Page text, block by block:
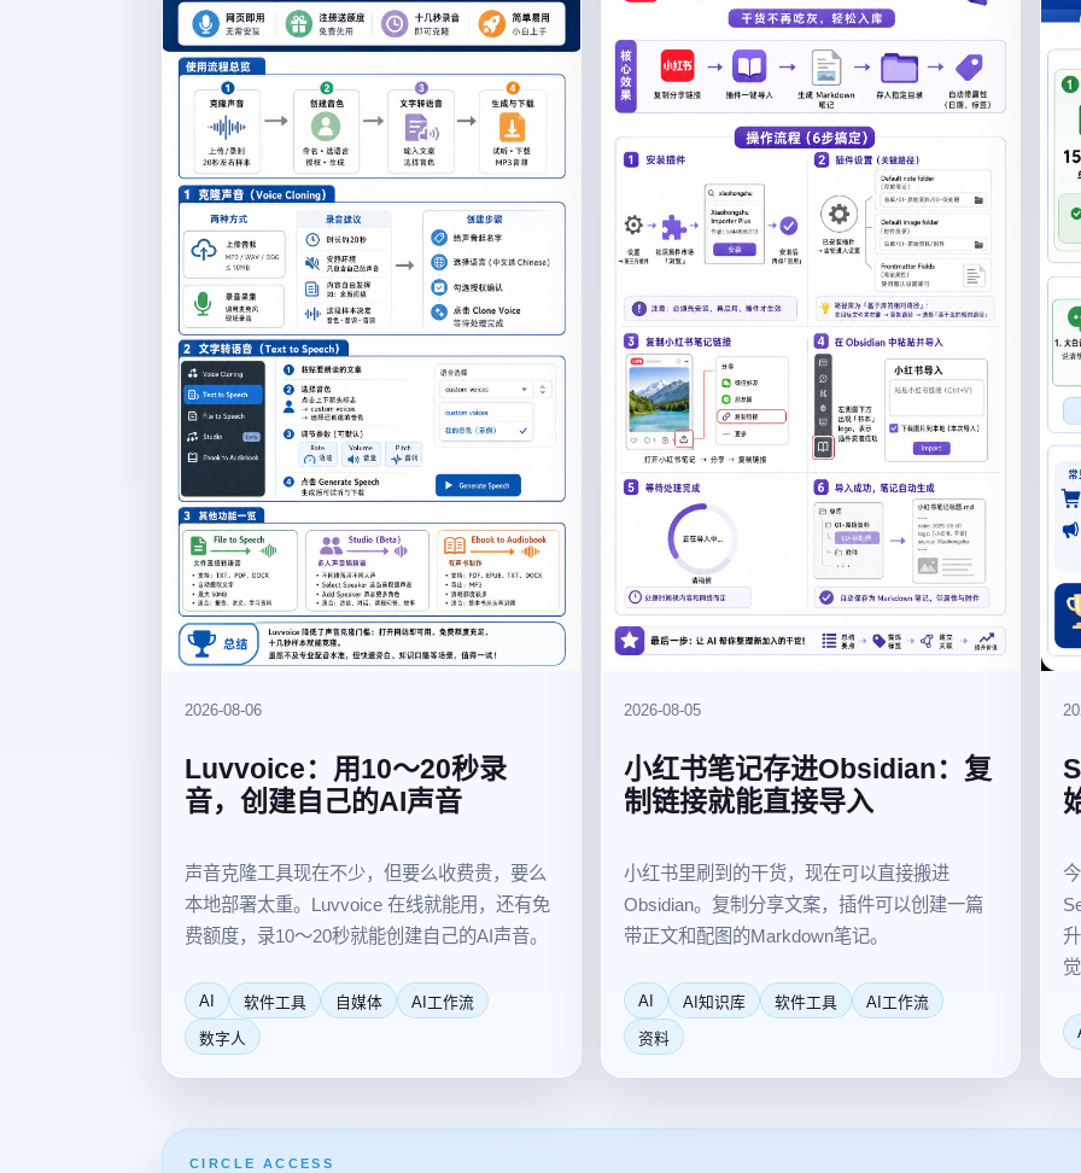
2026-08-06
Luvvoice：用10～20秒录
音，创建自己的AI声音
声音克隆工具现在不少，但要么收费贵，要么
本地部署太重。Luvvoice 在线就能用，还有免
费额度，录10～20秒就能创建自己的AI声音。
AI 软件工具 自媒体
AI工作流
数字人
2026-08-05
小红书笔记存进Obsidian：复
制链接就能直接导入
小红书里刷到的干货，现在可以直接搬进
Obsidian。复制分享文案，插件可以创建一篇
带正文和配图的Markdown笔记。
AI AI知识库 软件工具
AI工作流
资料
CIRCLE ACCESS